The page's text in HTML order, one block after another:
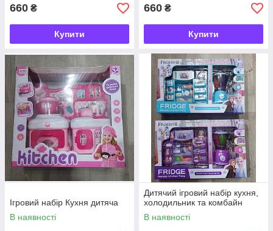
660 ₴
Купити
660 ₴
Купити
Ігровий набір Кухня дитяча
В наявності
Дитячий ігровий набір кухня,
холодильник та комбайн
В наявності